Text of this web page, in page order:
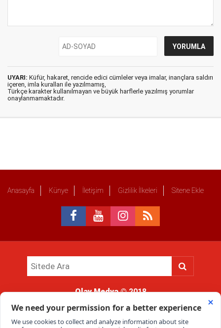
UYARI: Küfür, hakaret, rencide edici cümleler veya imalar, inançlara saldırı
içeren, imla kuralları ile yazılmamış,
Türkçe karakter kullanılmayan ve büyük harflerle yazılmış yorumlar
onaylanmamaktadır.
Anasayfa Künye İletişim Gizlilik İlkeleri Sitene Ekle
Olay Medya© 2018
kullanımı hukuki yaptırıma tabidir.